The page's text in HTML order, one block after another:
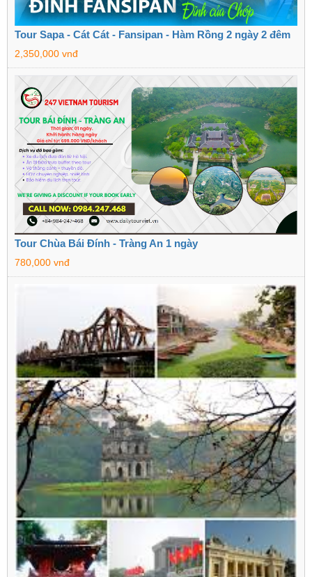
Tour Sapa - Cát Cát - Fansipan - Hàm Rồng 2 ngày 2 đêm
2,350,000 vnđ
Tour Chùa Bái Đính - Tràng An 1 ngày
780,000 vnđ